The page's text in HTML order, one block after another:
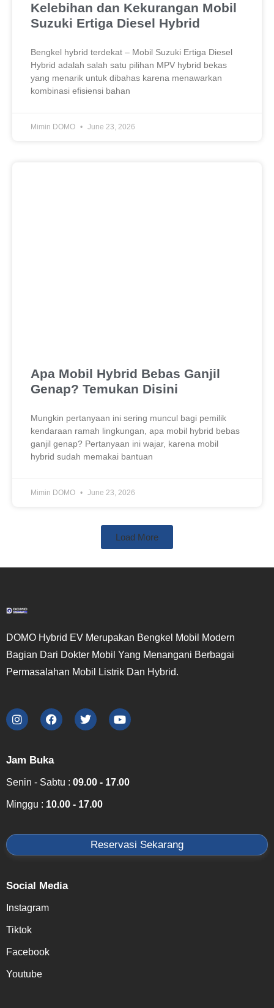
Kelebihan dan Kekurangan Mobil
Suzuki Ertiga Diesel Hybrid
Bengkel hybrid terdekat – Mobil Suzuki Ertiga Diesel
Hybrid adalah salah satu pilihan MPV hybrid bekas
yang menarik untuk dibahas karena menawarkan
kombinasi efisiensi bahan
Mimin DOMO June 23, 2026
Apa Mobil Hybrid Bebas Ganjil
Genap? Temukan Disini
Mungkin pertanyaan ini sering muncul bagi pemilik
kendaraan ramah lingkungan, apa mobil hybrid bebas
ganjil genap? Pertanyaan ini wajar, karena mobil
hybrid sudah memakai bantuan
Mimin DOMO June 23, 2026
Load More
DOMO Hybrid EV Merupakan Bengkel Mobil Modern
Bagian Dari Dokter Mobil Yang Menangani Berbagai
Permasalahan Mobil Listrik Dan Hybrid.
Jam Buka
Senin - Sabtu : 09.00 - 17.00
Minggu : 10.00 - 17.00
Reservasi Sekarang
Social Media
Instagram
Tiktok
Facebook
Youtube